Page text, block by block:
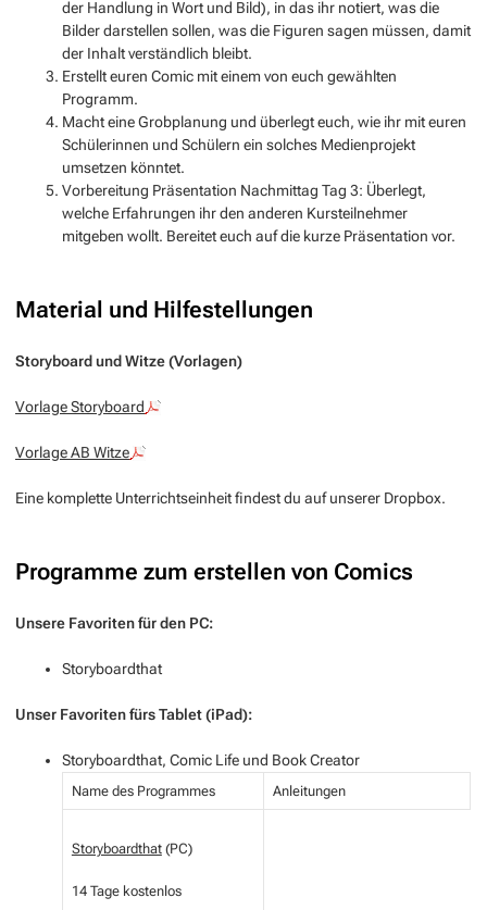
der Handlung in Wort und Bild), in das ihr notiert, was die
Bilder darstellen sollen, was die Figuren sagen müssen, damit
der Inhalt verständlich bleibt.
Erstellt euren Comic mit einem von euch gewählten
Programm.
Macht eine Grobplanung und überlegt euch, wie ihr mit euren
Schülerinnen und Schülern ein solches Medienprojekt
umsetzen könntet.
Vorbereitung Präsentation Nachmittag Tag 3: Überlegt,
welche Erfahrungen ihr den anderen Kursteilnehmer
mitgeben wollt. Bereitet euch auf die kurze Präsentation vor.
Material und Hilfestellungen
Storyboard und Witze (Vorlagen)
Vorlage Storyboard
Vorlage AB Witze
Eine komplette Unterrichtseinheit findest du auf unserer Dropbox.
Programme zum erstellen von Comics
Unsere Favoriten für den PC:
Storyboardthat
Unser Favoriten fürs Tablet (iPad):
Storyboardthat, Comic Life und Book Creator
Name des Programmes Anleitungen
Storyboardthat(PC)
14 Tage kostenlos